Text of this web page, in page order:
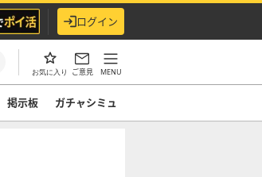
ログイン
お気に入り ご意見 MENU
掲示板 ガチャシミュ